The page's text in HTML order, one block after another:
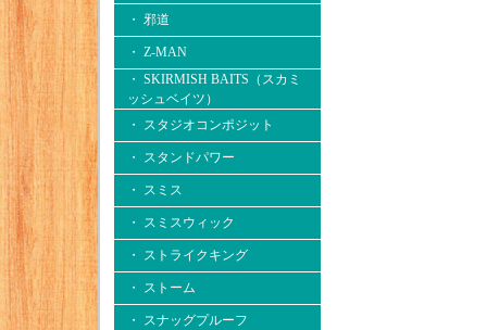
・ 邪道
・ Z-MAN
・ SKIRMISH BAITS（スカミ
ッシュベイツ）
・ スタジオコンポジット
・ スタンドパワー
・ スミス
・ スミスウィック
・ ストライクキング
・ ストーム
・ スナッグプルーフ